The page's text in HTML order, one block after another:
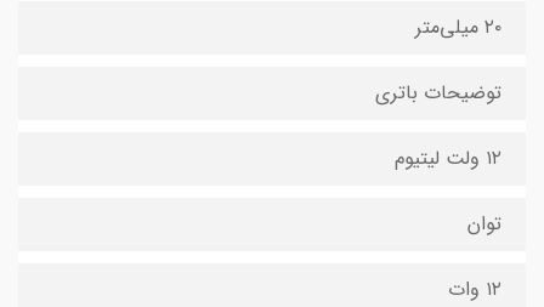
۲۰ میلی‌متر
توضیحات باتری
۱۲ ولت لیتیوم
توان
۱۲ وات